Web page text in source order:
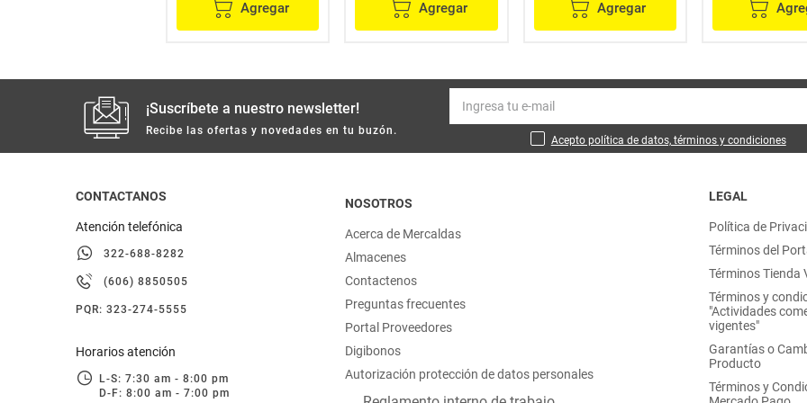
Agregar Agregar Agregar
¡Suscríbete a nuestro newsletter!
Recibe las ofertas y novedades en tu buzón.
Acepto política de datos, términos y condiciones
CONTACTANOS
Atención telefónica
322-688-8282
(606) 8850505
PQR: 323-274-5555
Horarios atención
L-S: 7:30 am - 8:00 pm
D-F: 8:00 am - 7:00 pm
NOSOTROS
Acerca de Mercaldas
Almacenes
Contactenos
Preguntas frecuentes
Portal Proveedores
Digibonos
Autorización protección de datos personales
LEGAL
Política de
Términos del
Términos Tienda
Términos y
"Actividades
vigentes"
Garantías o
Producto
Términos y